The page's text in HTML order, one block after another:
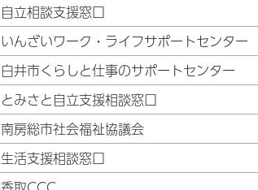
自立相談支援窓口
いんざいワーク・ライフサポートセンター
白井市くらしと仕事のサポートセンター
とみさと自立支援相談窓口
南房総市社会福祉協議会
生活支援相談窓口